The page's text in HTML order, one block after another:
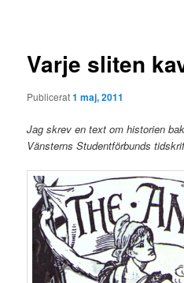
Varje sliten
Publicerat1 maj, 2011
Jag skrev en text om historien
Vänsterns Studentförbunds